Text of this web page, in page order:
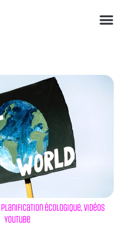
Planification écologique,Vidéos
Youtube